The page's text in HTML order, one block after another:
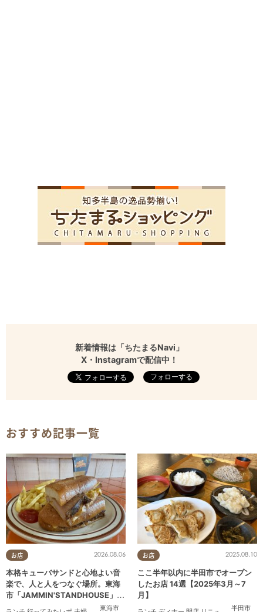
新着情報は「ちたまるNavi」
X・Instagramで配信中！
フォローする
おすすめ記事一覧
お店
東海市
2026.08.06
本格キューバサンドと心地よい音
楽で、人と人をつなぐ場所。東海
市「JAMMIN'STANDHOUSE」に
お店
半田市
2025.08.10
ここ半年以内に半田市でオープン
したお店 14選【2025年3月～7
月】